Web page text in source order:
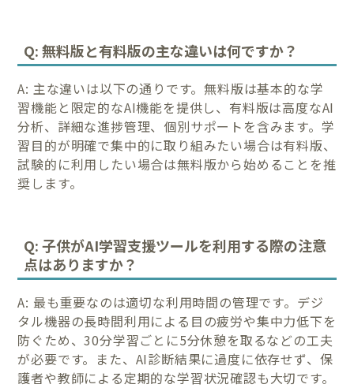
Q: 無料版と有料版の主な違いは何ですか？
A: 主な違いは以下の通りです。無料版は基本的な学
習機能と限定的なAI機能を提供し、有料版は高度なAI
分析、詳細な進捗管理、個別サポートを含みます。学
習目的が明確で集中的に取り組みたい場合は有料版、
試験的に利用したい場合は無料版から始めることを推
奨します。
Q: 子供がAI学習支援ツールを利用する際の注意
点はありますか？
A: 最も重要なのは適切な利用時間の管理です。デジ
タル機器の長時間利用による目の疲労や集中力低下を
防ぐため、30分学習ごとに5分休憩を取るなどの工夫
が必要です。また、AI診断結果に過度に依存せず、保
護者や教師による定期的な学習状況確認も大切です。